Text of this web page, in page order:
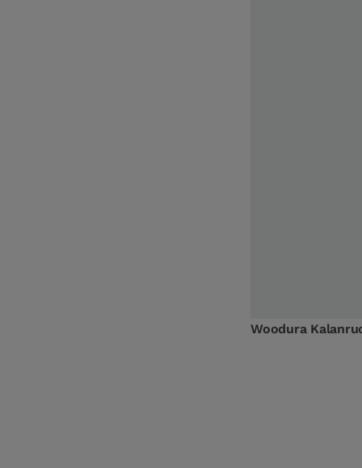
Woodura